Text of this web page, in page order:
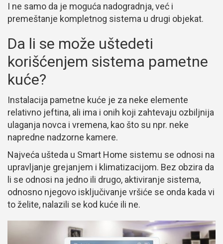
I ne samo da je moguća nadogradnja, već i
premeštanje kompletnog sistema u drugi objekat.
Da li se može uštedeti
korišćenjem sistema pametne
kuće?
Instalacija pametne kuće je za neke elemente
relativno jeftina, ali ima i onih koji zahtevaju ozbiljnija
ulaganja novca i vremena, kao što su npr. neke
napredne nadzorne kamere.
Najveća ušteda u Smart Home sistemu se odnosi na
upravljanje grejanjem i klimatizacijom. Bez obzira da
li se odnosi na jedno ili drugo, aktiviranje sistema,
odnosno njegovo isključivanje vršiće se onda kada vi
to želite, nalazili se kod kuće ili ne.